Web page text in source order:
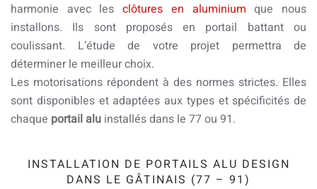
harmonie avec lesclôtures en aluminium que nous
installons. Ils sont proposés en portail battant ou
coulissant. L’étude de votre projet permettra de
déterminer le meilleur choix.
Les motorisations répondent à des normes strictes. Elles
sont disponibles et adaptées aux types et spécificités de
chaque portail alu installés dans le 77 ou 91.
INSTALLATION DE PORTAILS ALU DESIGN
DANS LE GÂTINAIS (77 – 91)